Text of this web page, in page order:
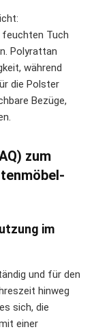
feuchten Tuch
Polyrattan
während
die Polster
Bezüge,
zum
im
und für den
hinweg
sich, die
einer